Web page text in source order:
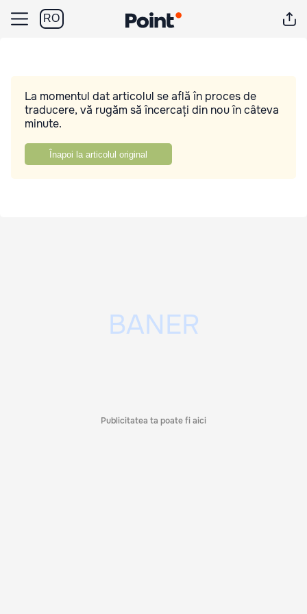
RO
La momentul dat articolul se află în proces de
traducere, vă rugăm să încercați din nou în câteva
minute.
Înapoi la articolul original
Publicitatea ta poate fi aici